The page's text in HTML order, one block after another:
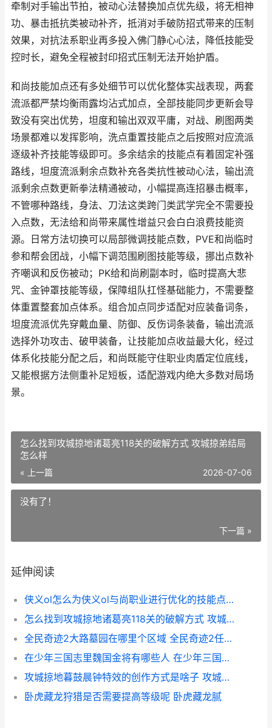
牵制对手输出节拍，被动心法替换加点优先级，将无相神
功、暴击抵抗类被动补齐，抵消对手破防招式带来的压制
效果，对抗法系职业再多投入佛门静心心法，降低技能受
控时长，避免全程被封印招式压制无法开始护盾。
和尚技能加点还有多处细节可以优化整体实战表现，两套
流派都严禁均衡雨露均沾式加点，全部技能同步更新会导
致没有突出优势，坦度和输出双双平庸，对战、刷图两类
场景都难以发挥影响，洗点重置技能点之后按照对应流派
逐级补齐技能等级即可。多余结余的技能点有着固定补强
路线，坦度流派剩余点数补充各类抗性被动心法，输出流
派剩余点数更新拳法精通被动，小幅提高连招暴击概率，
不管哪种路线，身法、刀法这类跨门类武学完全不需要投
入点数，无法给和尚带来属性增益只会白白浪费技能资
源。日常方法切换可以局部微调技能点数，PVE和尚临时
参和帮会团战，小幅下调范围刷图技能等级，挪出点数补
齐嘲讽和反伤被动；PK给和尚刷副本时，临时提高大悲
咒、金钟罩技能等级，保障组队扛怪基础能力，不需要整
体重置整套加点体系。组合加点同步适配对应装备词条，
坦度流派优先穿戴血量、防御、反伤词条装备，输出流派
选择外功攻击、破甲装备，让技能加点收益最大化，经过
体系化技能分配之后，和尚既能守住职业肉盾定位底线，
又能根据方法侧重补足短板，适配游戏内绝大多数对局场
景。
怎么找到攻城掠地诸葛亮118关的破解方式 攻城掠弟结局
怎么样
« 上一篇 2026-07-06
没有了！
下一篇 »
延伸阅读
侠义ol怎么为侠义ol与尚职业进行优化的技能点分配 侠义ol职业介绍
怎么找到攻城掠地诸葛亮118关的破解方式 攻城掠弟结局怎么样
全民奇迹2大路墓园在哪里个区域 全民奇迹2任务攻略
在少年三国志里魏国金将有哪些人 在少年三国志里怎么赚钱
攻城掠地暮鼓晨钟特效的创作方式是啥子 攻城掠地暮鼓晨钟是什么技能
卧虎藏龙狩猎是否需要提高等级呢 卧虎藏龙腻